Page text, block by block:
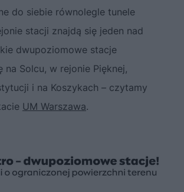
do siebie równolegle tunele
stacji znajdą się jeden nad
dwupoziomowe stacje
na Solcu, w rejonie Pięknej,
i na Koszykach – czytamy
UM Warszawa.